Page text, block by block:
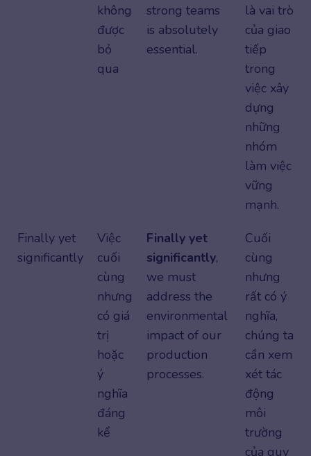
không
được
bỏ
qua
strong teams
is absolutely
essential.
là vai trò
của giao
tiếp
trong
việc xây
dựng
những
nhóm
làm việc
vững
mạnh.
Finally yet
significantly
Việc
cuối
cùng
nhưng
có giá
trị
hoặc
ý
nghĩa
đáng
kể
Finally yet
significantly,
we must
address the
environmental
impact of our
production
processes.
Cuối
cùng
nhưng
rất có ý
nghĩa,
chúng ta
cần xem
xét tác
động
môi
trường
của quy